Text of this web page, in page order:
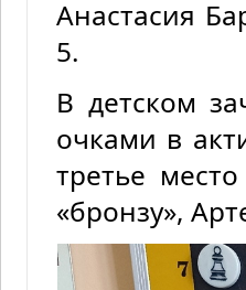
Анастасия
5.
В детском
очками в
третье
«бронзу»,